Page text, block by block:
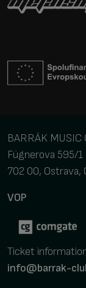
BARRÁK MUSIC
Fügnerova 595/1
702 00, Ostrava,
VOP
Ticket
info@barrak-